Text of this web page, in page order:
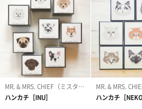
シーズンブーケ（ひま
わり）（1,880円）
ブーケ
ーン）